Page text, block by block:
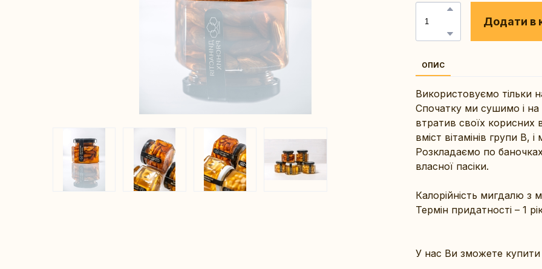
Додати в
ОПИС
Використовуємо тільки
Спочатку ми сушимо і
втратив своїх корисних
вміст вітамінів групи В, і
Розкладаємо по
власної пасіки.
Калорійність мигдалю з
Термін придатності – 1
У нас Ви зможете купити